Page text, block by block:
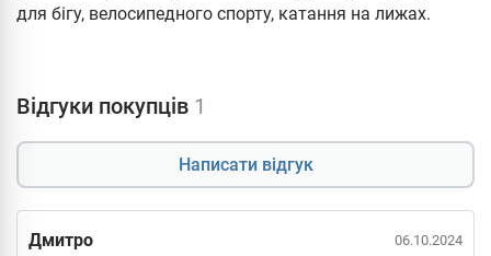
для бігу, велосипедного спорту, катання на лижах.
Відгуки покупців 1
Написати відгук
Дмитро 06.10.2024